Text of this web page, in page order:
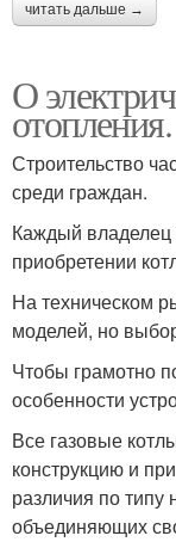
читать дальше →
О
отопления.
Строительство
среди граждан.
Каждый владелец
приобретении
На техническом
моделей, но
Чтобы грамотно
особенности
Все газовые
конструкцию и
различия по
объединяющих